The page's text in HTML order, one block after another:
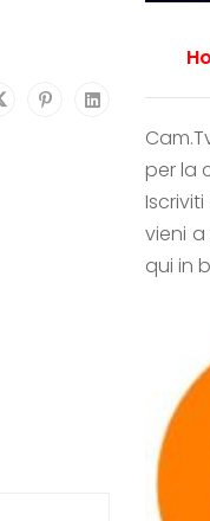
per la
vieni
qui in